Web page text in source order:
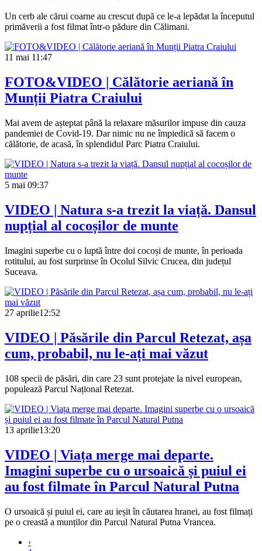
Un cerb ale cărui coarne au crescut după ce le-a lepădat la începutul
primăverii a fost filmat într-o pădure din Călimani.
11 mai 11:47
FOTO&VIDEO | Călătorie aeriană în
Munții Piatra Craiului
Mai avem de așteptat până la relaxare măsurilor impuse din cauza
pandemiei de Covid-19. Dar nimic nu ne împiedică să facem o
călătorie, de acasă, în splendidul Parc Piatra Craiului.
5 mai 09:37
VIDEO | Natura s-a trezit la viață. Dansul
nupțial al cocoșilor de munte
Imagini superbe cu o luptă între doi cocoși de munte, în perioada
rotitului, au fost surprinse în Ocolul Silvic Crucea, din județul
Suceava.
27 aprilie12:52
VIDEO | Păsările din Parcul Retezat, așa
cum, probabil, nu le-ați mai văzut
108 specii de păsări, din care 23 sunt protejate la nivel european,
populează Parcul Național Retezat.
13 aprilie13:20
VIDEO | Viața merge mai departe.
Imagini superbe cu o ursoaică și puiul ei
au fost filmate în Parcul Natural Putna
O ursoaică și puiul ei, care au ieșit în căutarea hranei, au fost filmați
pe o creastă a munților din Parcul Natural Putna Vrancea.
‹